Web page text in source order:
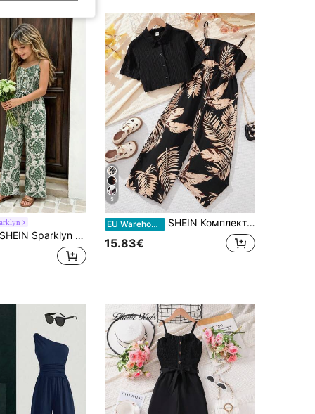
SHEIN Sparklyn Ретро комбинезон с флорален принт за момичета в тийнейджърска възраст, пастелно зелен, летен бохо стил за ваканция и празници, с волани, стегната талия и широки крачоли, удобен и елегантен винтидж вид
5
EU Warehouse SHEIN Комплект от две части, едноцветна плисе блуза и ками с тропически принт за момиче
15.83€